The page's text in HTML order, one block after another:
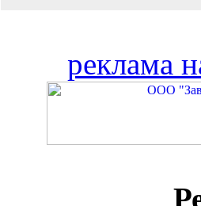
реклама